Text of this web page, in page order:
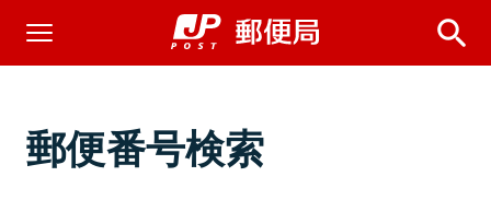
郵便番号検索